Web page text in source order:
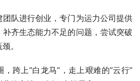
队进行创业，专门为运力公司提供
齐生态能力不足的问题，尝试突破
。
跨上”白龙马”，走上艰难的”云行”